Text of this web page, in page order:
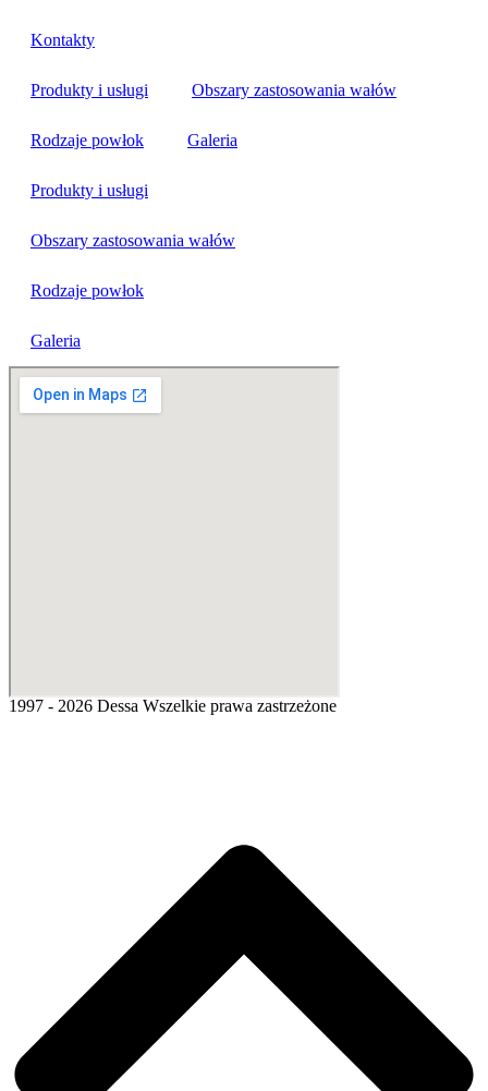
Kontakty
Produkty i usługi Obszary zastosowania wałów
Rodzaje powłok Galeria
Produkty i usługi
Obszary zastosowania wałów
Rodzaje powłok
Galeria
1997 - 2026 Dessa Wszelkie prawa zastrzeżone